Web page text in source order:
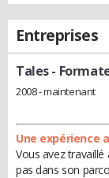
Entreprises
Tales-
2008 - maintenant
Une expérience
Vous avez
pas dans son